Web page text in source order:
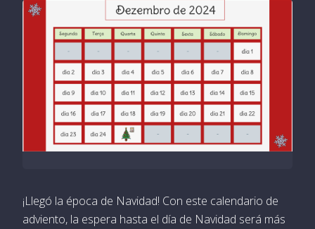
¡Llegó la época de Navidad! Con este calendario de
adviento, la espera hasta el día de Navidad será más